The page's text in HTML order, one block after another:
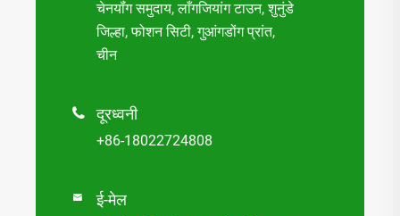
चेनयॉंग समुदाय, लाँगजियांग टाउन, शुनुंडे
जिल्हा, फोशन सिटी, गुआंगडोंग प्रांत,
चीन
 दूरध्वनी
+86-18022724808
 ई-मेल